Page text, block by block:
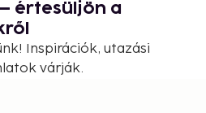
értesüljön a
Inspirációk, utazási
várják.